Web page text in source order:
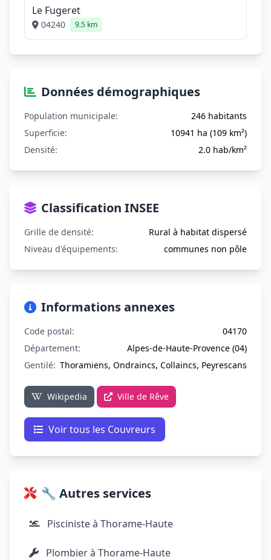
Le Fugeret
04240 9.5 km
Données démographiques
Population municipale:
246 habitants
Superficie:
10941 ha (109 km²)
Densité:
2.0 hab/km²
Classification INSEE
Grille de densité:
Rural à habitat dispersé
Niveau d'équipements:
communes non pôle
Informations annexes
Code postal:
04170
Département:
Alpes-de-Haute-Provence (04)
Gentilé: Thoramiens, Ondraincs, Collaincs, Peyrescans
Wikipedia Ville de Rêve
Voir tous les Couvreurs
🔧 Autres services
Pisciniste à Thorame-Haute
Plombier à Thorame-Haute